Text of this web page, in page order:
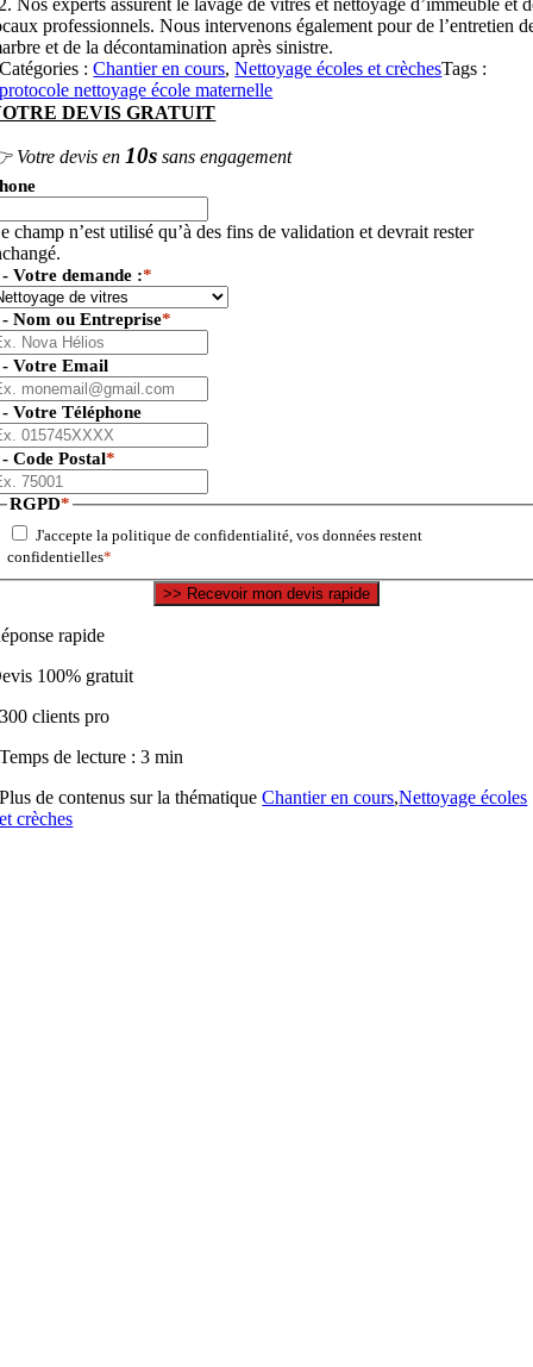
Nos experts assurent le lavage de vitres et nettoyage d’immeuble et
professionnels. Nous intervenons également pour de l’entretien
et de la décontamination après sinistre.
Catégories :Chantier en cours,Nettoyage écoles et crèchesTags :
protocole nettoyage école maternelle
DEVIS GRATUIT
Votre devis en 10s sans engagement
champ n’est utilisé qu’à des fins de validation et devrait rester
- Votre demande :*
- Nom ou Entreprise*
- Votre Email
- Votre Téléphone
Code Postal*
RGPD*
J'accepte la politique de confidentialité, vos données restent
confidentielles*
rapide
100% gratuit
clients pro
Temps de lecture : 3 min
Plus de contenus sur la thématiqueChantier en cours,Nettoyage écoles
et crèches